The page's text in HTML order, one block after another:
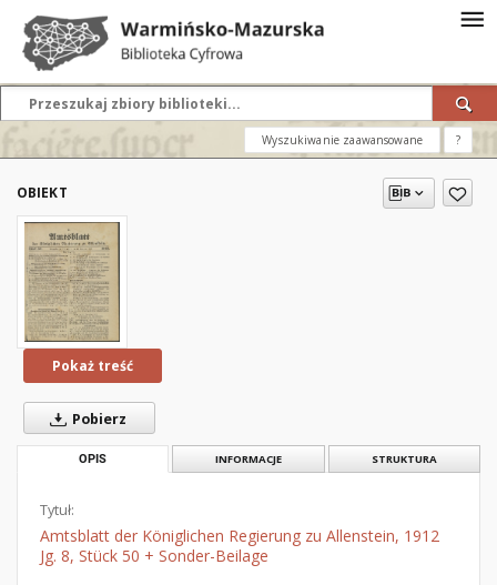
Wyszukiwanie zaawansowane ?
OBIEKT
Pokaż treść
Pobierz
OPIS INFORMACJE STRUKTURA
Tytuł:
Amtsblatt der Königlichen Regierung zu Allenstein, 1912
Jg. 8, Stück 50 + Sonder-Beilage